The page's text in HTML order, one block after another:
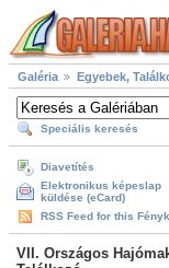
Galéria Egyebek,
Speciális keresés
Diavetítés
Elektronikus képeslap
küldése (eCard)
RSS Feed for this
VII. Országos